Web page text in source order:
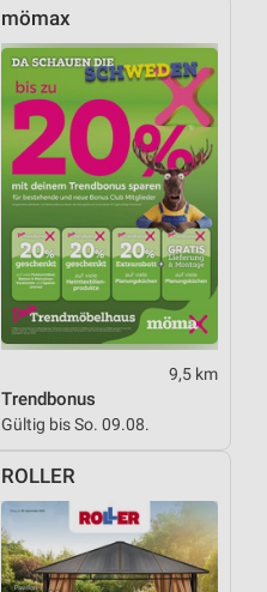
mömax
9,5 km
Trendbonus
Gültig bis So. 09.08.
ROLLER